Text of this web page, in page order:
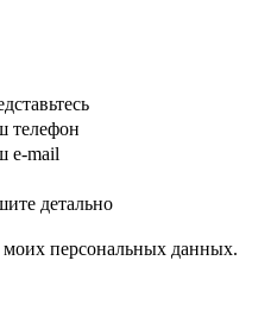
телефон
e-mail
детально
моих персональных данных.